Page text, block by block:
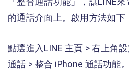
的通話介面上。啟用方法如下
點選進入LINE 主頁 > 右上角
通話 > 整合 iPhone 通話功能。